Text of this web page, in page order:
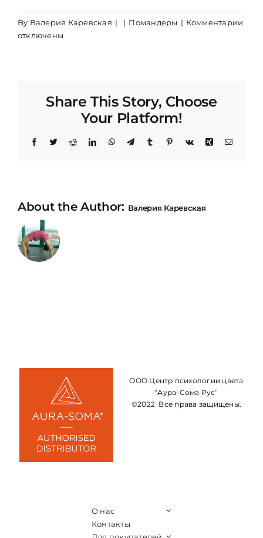
By Валерия Каревская | | Помандеры | Комментарии
отключены
Share This Story, Choose
Your Platform!
Facebook
TwitterRedditLinkedInWhatsAppTelegram
TumblrPinterest
Vk XingEmail
About the Author: Валерия Каревская
ООО Центр психологии цвета
“Аура-Сома Рус”
©2022 Все права защищены.
О нас
Контакты